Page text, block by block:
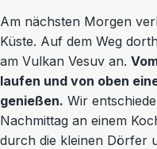
Am nächsten Morgen
Küste. Auf dem Weg
am Vulkan Vesuv an.
laufen und von oben
genießen. Wir
Nachmittag an einem
durch die kleinen Dörfer